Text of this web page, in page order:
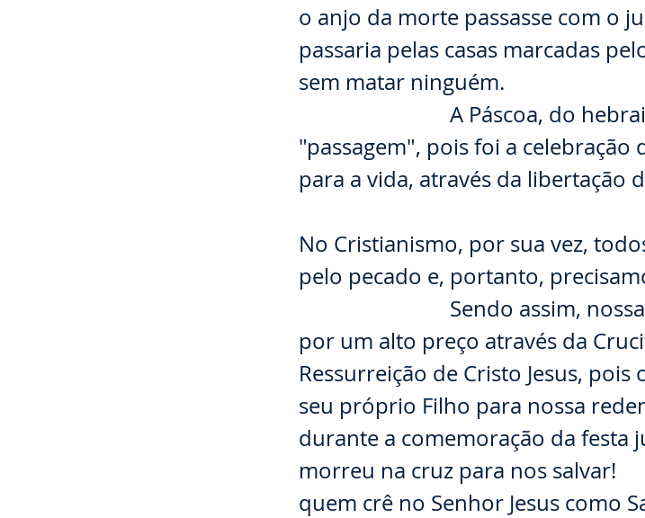
o anjo da morte passasse com o
passaria pelas casas marcadas
sem matar ninguém.
⠀⠀⠀⠀⠀⠀⠀⠀⠀ A Páscoa, do
"passagem", pois foi a celebração
para a vida, através da libertação
No Cristianismo, por sua vez,
pelo pecado e, portanto,
⠀⠀⠀⠀⠀⠀⠀⠀⠀ Sendo assim,
por um alto preço através da
Ressurreição de Cristo Jesus,
seu próprio Filho para nossa
durante a comemoração da festa
morreu na cruz para nos salvar!
quem crê no Senhor Jesus como